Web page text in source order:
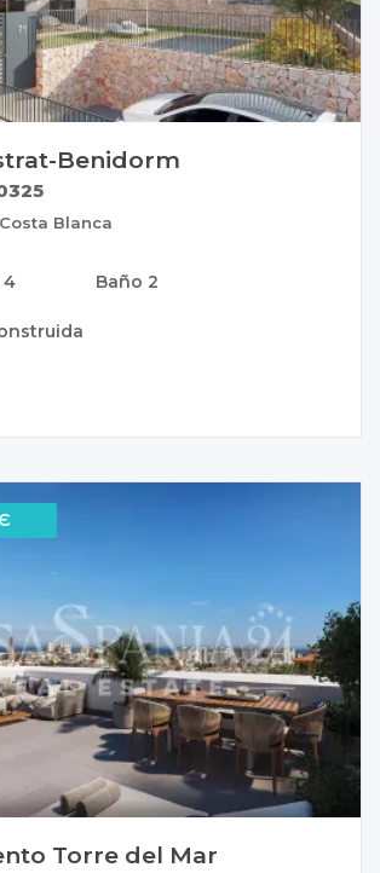
Benidorm
Blanca
4 Baño 2
Torre del Mar